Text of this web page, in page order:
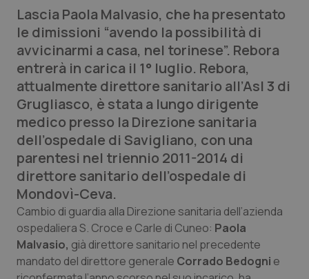
Studi e Analisi
Lettere al direttore
Edizioni Regionali
QS Pro
Professionisti Sanitari.AI
Abruzzo
Basilicata
Calabria
QS Pro Gold
Artrite & artrosi
Asma & BPCO
QS Club Newsletter
Lascia Paola Malvasio, che ha presentato
le dimissioni “avendo la possibilità di
avvicinarmi a casa, nel torinese”. Rebora
entrerà in carica il 1° luglio. Rebora,
attualmente direttore sanitario all’Asl 3 di
Grugliasco, è stata a lungo dirigente
medico presso la Direzione sanitaria
dell’ospedale di Savigliano, con una
parentesi nel triennio 2011-2014 di
direttore sanitario dell’ospedale di
Mondovì-Ceva.
Cambio di guardia alla Direzione sanitaria dell’azienda
ospedaliera S. Croce e Carle di Cuneo: Paola
Malvasio, già direttore sanitario nel precedente
mandato del direttore generale Corrado Bedogni e